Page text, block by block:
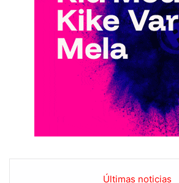
Últimas noticias